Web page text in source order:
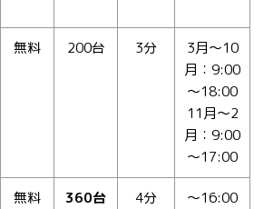
無料 200台 3分
3月～10
月：9:00
～18:00
11月～2
月：9:00
～17:00
無料 360台 4分 ～16:00